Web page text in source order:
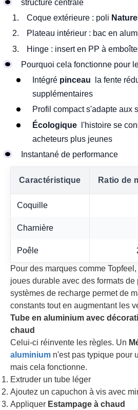
structure centrale
Coque extérieure : poli Naturel
Plateau intérieur : bac en
Hinge : insert en PP à
Pourquoi cela fonctionne pour
Intégré pinceau
la fente
supplémentaires
Profil compact s'adapte aux
Écologique
l'histoire se
acheteurs plus jeunes
Instantané de performance
Caractéristique Ratio de
Coquille
Charnière
Poêle
Pour des marques comme
joues durable avec des formats de
systèmes de recharge permet de
constants tout en augmentant les
Tube en aluminium avec
chaud
Celui-ci réinvente les règles. Un
aluminium n'est pas typique pour
mais cela fonctionne.
Extruder un tube léger
Ajoutez un capuchon à vis avec
Appliquer Estampage à chaud